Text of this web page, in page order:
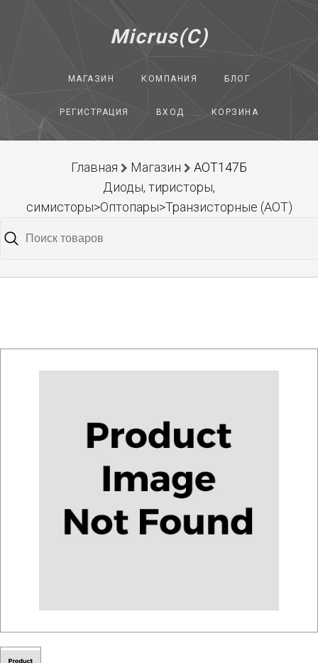
Micrus(C)
МАГАЗИН КОМПАНИЯ БЛОГ
РЕГИСТРАЦИЯ ВХОД КОРЗИНА
Главная Магазин
АОТ147Б
Диоды, тиристоры,
симисторы>Оптопары>Транзисторные (АОТ)